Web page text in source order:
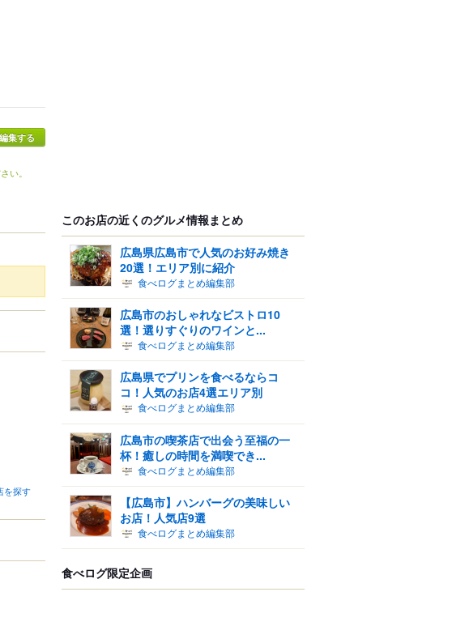
編集する
い。
を探す
このお店の近くのグルメ情報まとめ
広島県広島市で人気のお好み焼き
20選！エリア別に紹介
食べログまとめ編集部
広島市のおしゃれなビストロ10
選！選りすぐりのワインと...
食べログまとめ編集部
広島県でプリンを食べるならコ
コ！人気のお店4選エリア別
食べログまとめ編集部
広島市の喫茶店で出会う至福の一
杯！癒しの時間を満喫でき...
食べログまとめ編集部
【広島市】ハンバーグの美味しい
お店！人気店9選
食べログまとめ編集部
食べログ限定企画